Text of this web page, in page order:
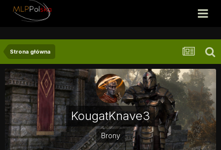
Strona główna
KougatKnave3
Brony